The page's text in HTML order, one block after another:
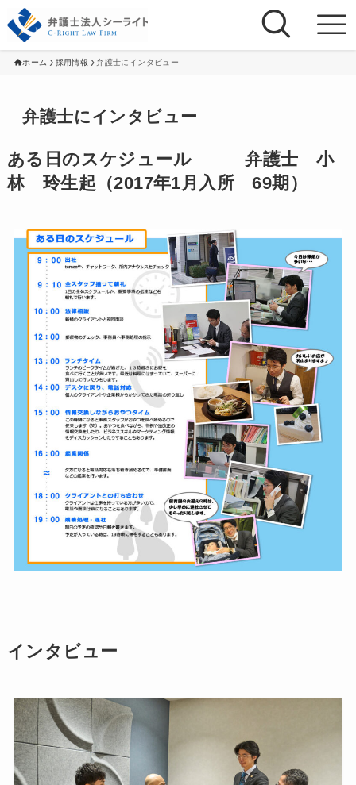
ホーム 採用情報 弁護士にインタビュー
弁護士にインタビュー
ある日のスケジュール 弁護士 小
林 玲生起（2017年1月入所 69期）
インタビュー